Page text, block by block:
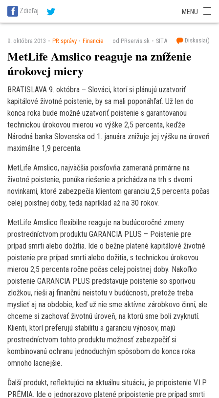
SITA Energetika
SITA Potravinárstvo
Zdieľaj MENU
9. októbra 2013 PR správy Financie od PRservis.sk SITA Diskusia()
MetLife Amslico reaguje na zníženie
úrokovej miery
BRATISLAVA 9. októbra – Slováci, ktorí si plánujú uzatvoriť
kapitálové životné poistenie, by sa mali poponáhľať. Už len do
konca roka bude možné uzatvoriť poistenie s garantovanou
technickou úrokovou mierou vo výške 2,5 percenta, keďže
Národná banka Slovenska od 1. januára znižuje jej výšku na úroveň
maximálne 1,9 percenta.
MetLife Amslico, najväčšia poisťovňa zameraná primárne na
životné poistenie, ponúka riešenie a prichádza na trh s dvomi
novinkami, ktoré zabezpečia klientom garanciu 2,5 percenta počas
celej poistnej doby, teda napríklad až na 30 rokov.
MetLife Amslico flexibilne reaguje na budúcoročné zmeny
prostredníctvom produktu GARANCIA PLUS – Poistenie pre
prípad smrti alebo dožitia. Ide o bežne platené kapitálové životné
poistenie pre prípad smrti alebo dožitia, s technickou úrokovou
mierou 2,5 percenta ročne počas celej poistnej doby. Nakoľko
poistenie GARANCIA PLUS predstavuje poistenie so sporivou
zložkou, rieši aj finančnú neistotu v budúcnosti, pretože treba
myslieť aj na obdobie, keď už nie sme aktívne zárobkovo činní, ale
chceme si zachovať životnú úroveň, na ktorú sme boli zvyknutí.
Klienti, ktorí preferujú stabilitu a garanciu výnosov, majú
prostredníctvom tohto produktu možnosť zabezpečiť si
kombinovanú ochranu jednoduchým spôsobom do konca roka
omnoho lacnejšie.
Ďalší produkt, reflektujúci na aktuálnu situáciu, je pripoistenie V.I.P.
PRÉMIA. Ide o jednorazovo platené pripoistenie pre prípad smrti